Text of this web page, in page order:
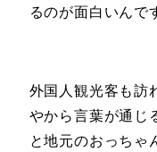
るのが面白いんで
外国人観光客も訪
やから言葉が通じ
と地元のおっちゃ